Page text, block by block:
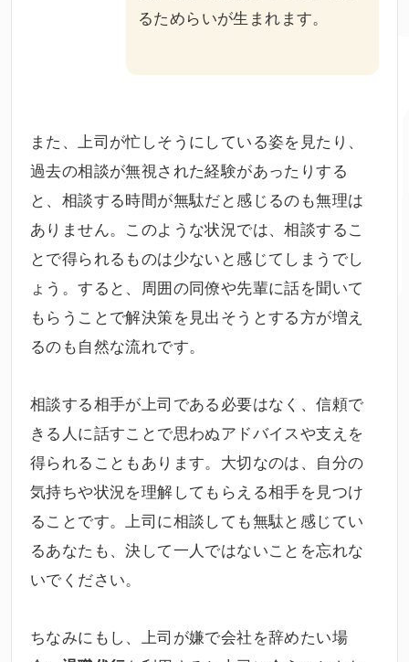
るためらいが生まれます。
また、上司が忙しそうにしている姿を見たり、
過去の相談が無視された経験があったりする
と、相談する時間が無駄だと感じるのも無理は
ありません。このような状況では、相談するこ
とで得られるものは少ないと感じてしまうでし
ょう。すると、周囲の同僚や先輩に話を聞いて
もらうことで解決策を見出そうとする方が増え
るのも自然な流れです。
相談する相手が上司である必要はなく、信頼で
きる人に話すことで思わぬアドバイスや支えを
得られることもあります。大切なのは、自分の
気持ちや状況を理解してもらえる相手を見つけ
ることです。上司に相談しても無駄と感じてい
るあなたも、決して一人ではないことを忘れな
いでください。
ちなみにもし、上司が嫌で会社を辞めたい場